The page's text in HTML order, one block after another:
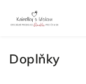
Doplňky